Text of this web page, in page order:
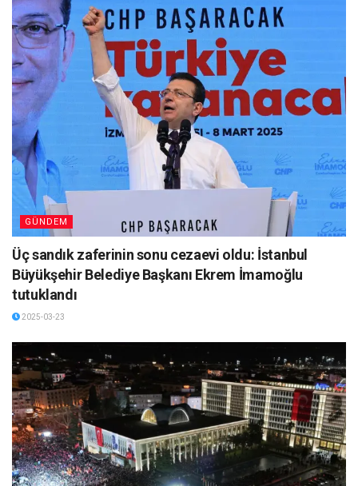
GÜNDEM
Üç sandık zaferinin sonu cezaevi oldu: İstanbul
Büyükşehir Belediye Başkanı Ekrem İmamoğlu
tutuklandı
2025-03-23